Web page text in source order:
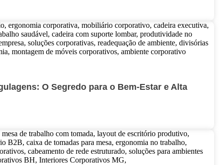
O Segredo para o Bem-Estar e Alta